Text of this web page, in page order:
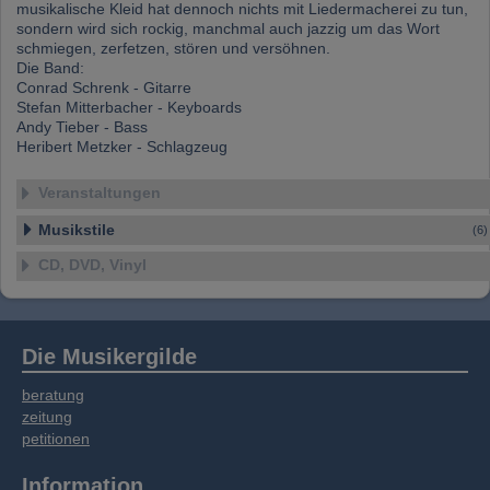
Dienste gesammelt haben.
musikalische Kleid hat dennoch nichts mit Liedermacherei zu tun,
sondern wird sich rockig, manchmal auch jazzig um das Wort
schmiegen, zerfetzen, stören und versöhnen.
Die Band:
Conrad Schrenk - Gitarre
Stefan Mitterbacher - Keyboards
Andy Tieber - Bass
Heribert Metzker - Schlagzeug
Veranstaltungen
Musikstile (6)
CD, DVD, Vinyl
Die Musikergilde
beratung
zeitung
petitionen